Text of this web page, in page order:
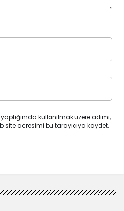
kullanılmak üzere adımı,
site adresimi bu tarayıcıya kaydet.